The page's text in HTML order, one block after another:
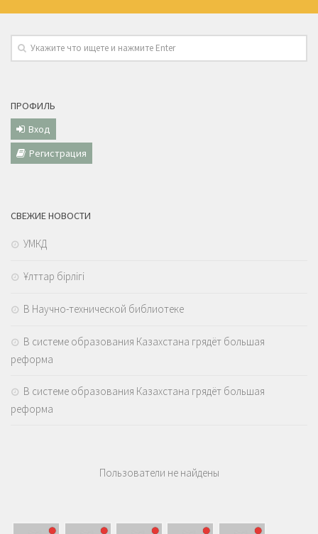
ПРОФИЛЬ
Вход
Регистрация
СВЕЖИЕ НОВОСТИ
УМКД
Ұлттар бірлігі
В Научно-технической библиотеке
В системе образования Казахстана грядёт большая
реформа
В системе образования Казахстана грядёт большая
реформа
Пользователи не найдены